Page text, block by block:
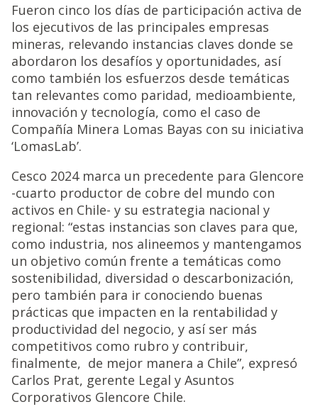
Fueron cinco los días de participación activa de
los ejecutivos de las principales empresas
mineras, relevando instancias claves donde se
abordaron los desafíos y oportunidades, así
como también los esfuerzos desde temáticas
tan relevantes como paridad, medioambiente,
innovación y tecnología, como el caso de
Compañía Minera Lomas Bayas con su iniciativa
‘LomasLab’.
Cesco 2024 marca un precedente para Glencore
-cuarto productor de cobre del mundo con
activos en Chile- y su estrategia nacional y
regional: “estas instancias son claves para que,
como industria, nos alineemos y mantengamos
un objetivo común frente a temáticas como
sostenibilidad, diversidad o descarbonización,
pero también para ir conociendo buenas
prácticas que impacten en la rentabilidad y
productividad del negocio, y así ser más
competitivos como rubro y contribuir,
finalmente, de mejor manera a Chile”, expresó
Carlos Prat, gerente Legal y Asuntos
Corporativos Glencore Chile.